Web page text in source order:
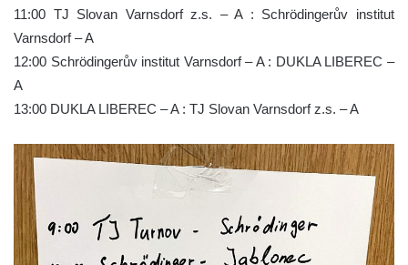
11:00 TJ Slovan Varnsdorf z.s. – A : Schrödingerův institut
Varnsdorf – A
12:00 Schrödingerův institut Varnsdorf – A : DUKLA LIBEREC –
A
13:00 DUKLA LIBEREC – A : TJ Slovan Varnsdorf z.s. – A